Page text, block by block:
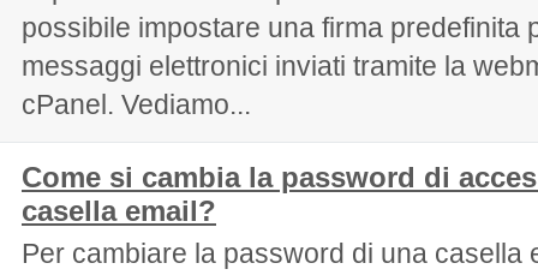
possibile impostare una firma predefinita
messaggi elettronici inviati tramite la
cPanel. Vediamo...
Come si cambia la password di
casella email?
Per cambiare la password di una casella